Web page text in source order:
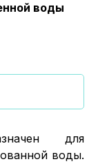
воды
для
воды.